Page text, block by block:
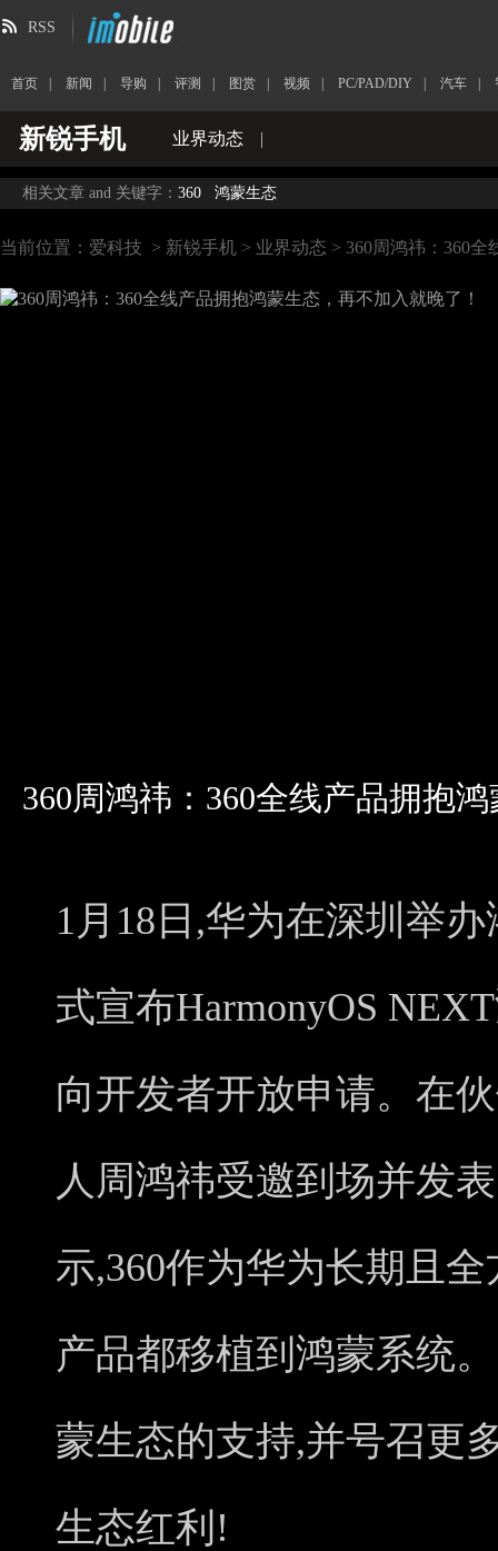
RSS
首页 新闻 导购 评测 图赏 视频 PC/PAD/DIY 汽车
新锐手机 业界动态 |
相关文章 and 关键字： 360 鸿蒙生态
当前位置： 爱科技 > 新锐手机 > 业界动态 > 360周鸿祎：360
360周鸿祎：360全线产品拥抱
1月18日,华为在深圳举
式宣布HarmonyOS
向开发者开放申请。在
人周鸿祎受邀到场并发
示,360作为华为长期且
产品都移植到鸿蒙系统
蒙生态的支持,并号召更
生态红利!